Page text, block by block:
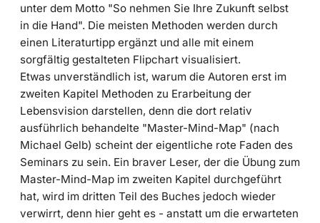
unter dem Motto "So nehmen Sie Ihre Zukunft selbst
in die Hand". Die meisten Methoden werden durch
einen Literaturtipp ergänzt und alle mit einem
sorgfältig gestalteten Flipchart visualisiert.
Etwas unverständlich ist, warum die Autoren erst im
zweiten Kapitel Methoden zu Erarbeitung der
Lebensvision darstellen, denn die dort relativ
ausführlich behandelte "Master-Mind-Map" (nach
Michael Gelb) scheint der eigentliche rote Faden des
Seminars zu sein. Ein braver Leser, der die Übung zum
Master-Mind-Map im zweiten Kapitel durchgeführt
hat, wird im dritten Teil des Buches jedoch wieder
verwirrt, denn hier geht es - anstatt um die erwarteten